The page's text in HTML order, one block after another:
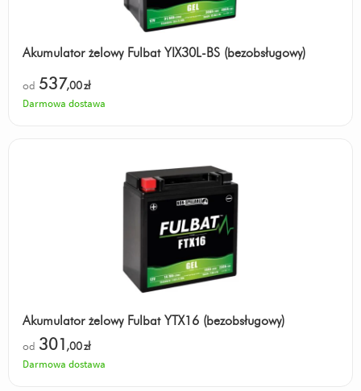
Akumulator żelowy Fulbat YIX30L-BS (bezobsługowy)
od 537,00zł
Darmowa dostawa
Akumulator żelowy Fulbat YTX16 (bezobsługowy)
od 301,00zł
Darmowa dostawa